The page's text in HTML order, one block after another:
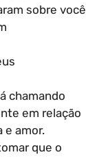
sobre você
chamando
em relação
e amor.
que o